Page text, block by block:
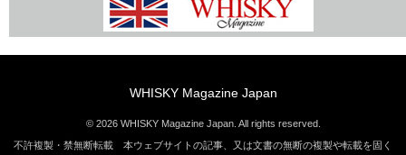
WHISKY Magazine Japan
© 2026 WHISKY Magazine Japan. All rights reserved.
不許複製・禁無断転載 本ウェブサイトの記事、又は文書の無断の複製や転載を固く